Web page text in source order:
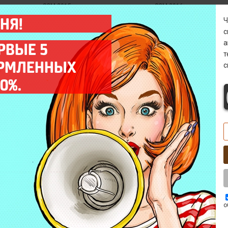
SCM-2915 SCM-2916
SCM-2920
SCM-2925 SCM-2926
SCM-2935 SCM-2937
SCM-2943 SCM-2944
от 790 р Заказать Декофенация
5